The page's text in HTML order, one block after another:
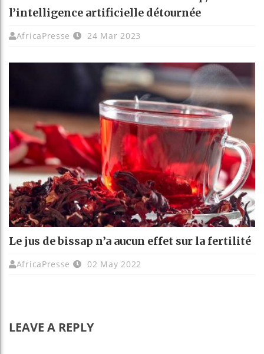
l’intelligence artificielle détournée
AfricaPresse 24 Mar 2023
Le jus de bissap n’a aucun effet sur la fertilité
AfricaPresse 02 May 2022
LEAVE A REPLY